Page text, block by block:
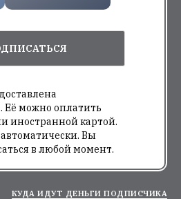
Её можно оплатить
иностранной картой.
Вы
в любой момент.
КУДА ИДУТ ДЕНЬГИ ПОДПИСЧИКА